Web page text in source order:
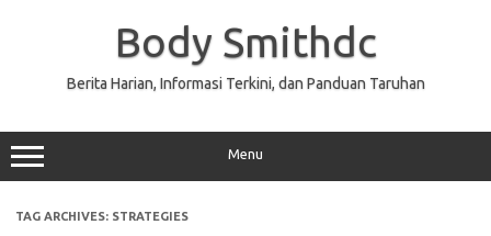
Body Smithdc
Berita Harian, Informasi Terkini, dan Panduan Taruhan
Menu
TAG ARCHIVES: STRATEGIES